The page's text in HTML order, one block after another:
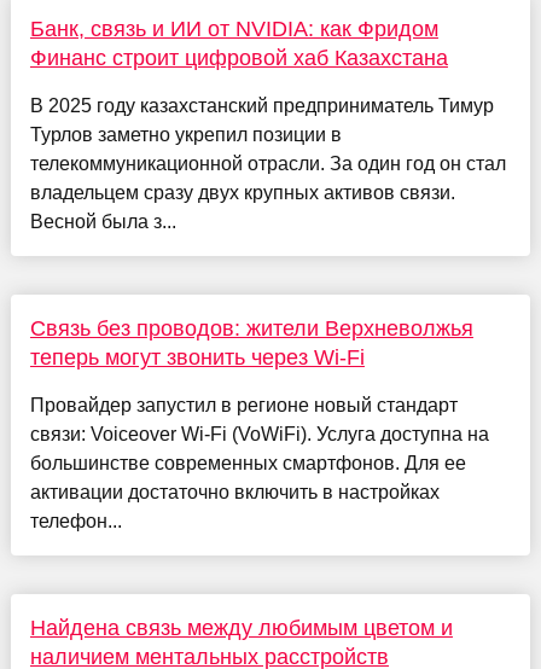
Банк, связь и ИИ от NVIDIA: как Фридом
Финанс строит цифровой хаб Казахстана
В 2025 году казахстанский предприниматель Тимур
Турлов заметно укрепил позиции в
телекоммуникационной отрасли. За один год он стал
владельцем сразу двух крупных активов связи.
Весной была з...
Связь без проводов: жители Верхневолжья
теперь могут звонить через Wi-Fi
Провайдер запустил в регионе новый стандарт
связи: Voiceover Wi-Fi (VoWiFi). Услуга доступна на
большинстве современных смартфонов. Для ее
активации достаточно включить в настройках
телефон...
Найдена связь между любимым цветом и
наличием ментальных расстройств